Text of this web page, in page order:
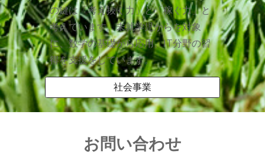
の鍵は「考え抜く力」と「稼ぐ力」と
考えています。未就学児からを対象
に、数学の基礎から応用、IT分野の習
得を支援をしています。
社会事業
お問い合わせ